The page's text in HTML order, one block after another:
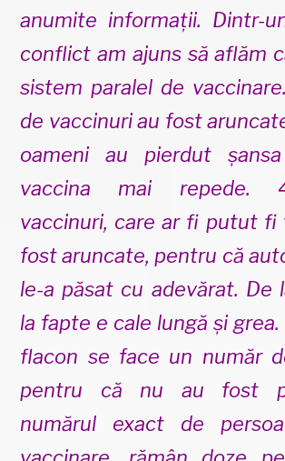
anumite informații. Dintr-
conflict am ajuns să aflăm
sistem paralel de
de vaccinuri au fost
oameni au pierdut
vaccina mai repede.
vaccinuri, care ar fi putut fi
fost aruncate, pentru că
le-a păsat cu adevărat. De
la fapte e cale lungă și
flacon se face un număr
pentru că nu au fost
numărul exact de